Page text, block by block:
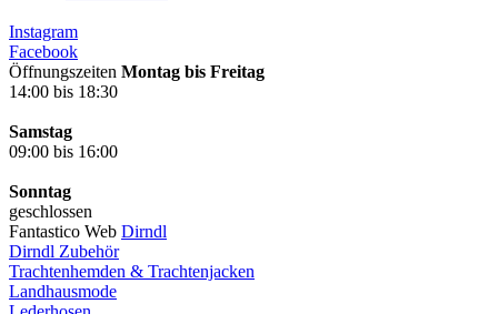
Instagram
Facebook
Öffnungszeiten Montag bis Freitag
14:00 bis 18:30
Samstag
09:00 bis 16:00
Sonntag
geschlossen
Fantastico Web Dirndl
Dirndl Zubehör
Trachtenhemden & Trachtenjacken
Landhausmode